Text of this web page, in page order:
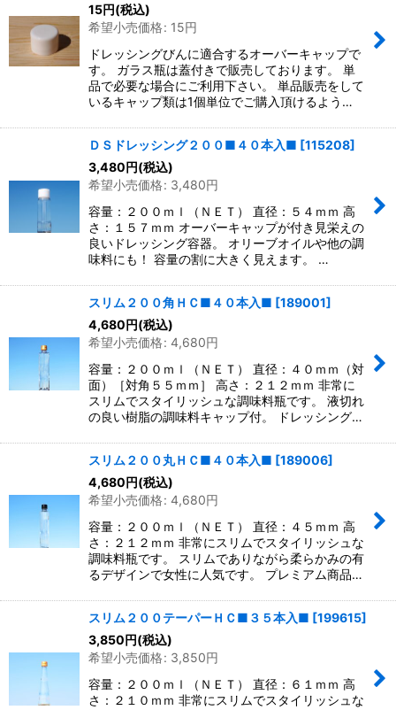
15円(税込)
希望小売価格: 15円
ドレッシングびんに適合するオーバーキャップで
す。 ガラス瓶は蓋付きで販売しております。 単
品で必要な場合にご利用下さい。 単品販売をして
いるキャップ類は1個単位でご購入頂けるよう…
ＤＳドレッシング２００■４０本入■ [115208]
3,480円(税込)
希望小売価格: 3,480円
容量：２００ｍｌ（ＮＥＴ） 直径：５４ｍｍ 高
さ：１５７ｍｍ オーバーキャップが付き見栄えの
良いドレッシング容器。 オリーブオイルや他の調
味料にも！ 容量の割に大きく見えます。 …
スリム２００角ＨＣ■４０本入■ [189001]
4,680円(税込)
希望小売価格: 4,680円
容量：２００ｍｌ（ＮＥＴ） 直径：４０ｍｍ（対
面）［対角５５ｍｍ］ 高さ：２１２ｍｍ 非常に
スリムでスタイリッシュな調味料瓶です。 液切れ
の良い樹脂の調味料キャップ付。 ドレッシング…
スリム２００丸ＨＣ■４０本入■ [189006]
4,680円(税込)
希望小売価格: 4,680円
容量：２００ｍｌ（ＮＥＴ） 直径：４５ｍｍ 高
さ：２１２ｍｍ 非常にスリムでスタイリッシュな
調味料瓶です。 スリムでありながら柔らかみの有
るデザインで女性に人気です。 プレミアム商品…
スリム２００テーパーＨＣ■３５本入■ [199615]
3,850円(税込)
希望小売価格: 3,850円
容量：２００ｍｌ（ＮＥＴ） 直径：６１ｍｍ 高
さ：２１０ｍｍ 非常にスリムでスタイリッシュな